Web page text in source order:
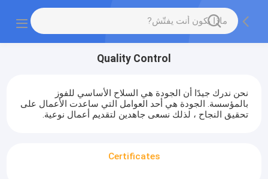
Quality Control
نحن ندرك جيدًا أن الجودة هي السلاح الأساسي للفوز
بالمؤسسة. الجودة هي أحد العوامل التي ساعدت الأعمال على
تحقيق النجاح ، لذلك نسعى جاهدين لتقديم أعمال نوعية.
Certificates